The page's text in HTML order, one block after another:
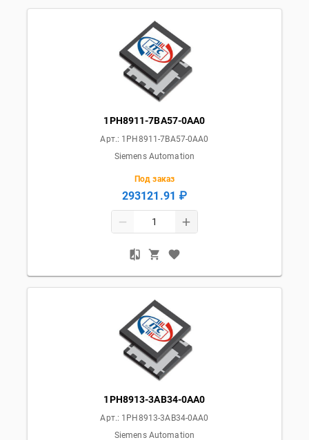
1PH8911-7BA57-0AA0
Арт.: 1PH8911-7BA57-0AA0
Siemens Automation
Под заказ
293121.91 ₽
1PH8913-3AB34-0AA0
Арт.: 1PH8913-3AB34-0AA0
Siemens Automation